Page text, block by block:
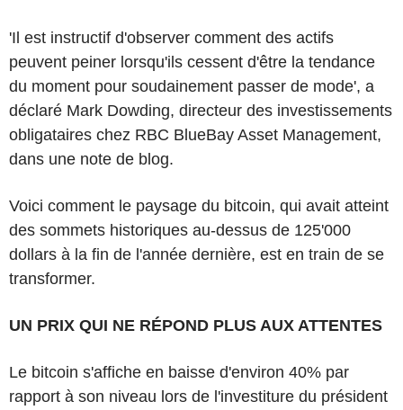
'Il est instructif d'observer comment des actifs
peuvent peiner lorsqu'ils cessent d'être la tendance
du moment pour soudainement passer de mode', a
déclaré Mark Dowding, directeur des investissements
obligataires chez RBC BlueBay Asset Management,
dans une note de blog.
Voici comment le paysage du bitcoin, qui avait atteint
des sommets historiques au-dessus de 125'000
dollars à la fin de l'année dernière, est en train de se
transformer.
UN PRIX QUI NE RÉPOND PLUS AUX ATTENTES
Le bitcoin s'affiche en baisse d'environ 40% par
rapport à son niveau lors de l'investiture du président